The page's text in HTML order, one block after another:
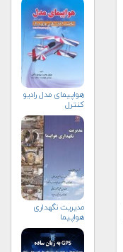
هواپيمای مدل راديو
كنترل
مدیریت نگهداری
هواپیما